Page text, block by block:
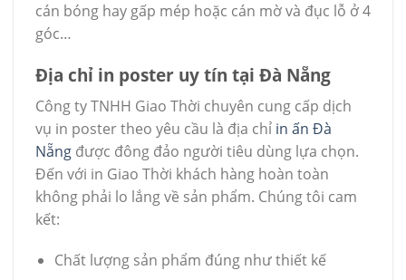
cán bóng hay gấp mép hoặc cán mờ và đục lỗ ở 4
góc…
Địa chỉ in poster uy tín tại Đà Nẵng
Công ty TNHH Giao Thời chuyên cung cấp dịch
vụ in poster theo yêu cầu là địa chỉ in ấn Đà
Nẵng được đông đảo người tiêu dùng lựa chọn.
Đến với in Giao Thời khách hàng hoàn toàn
không phải lo lắng về sản phẩm. Chúng tôi cam
kết:
Chất lượng sản phẩm đúng như thiết kế